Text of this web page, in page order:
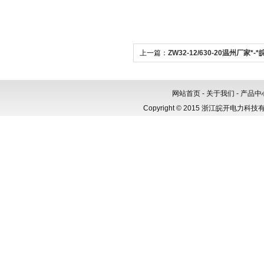
上一篇： ZW32-12/630-20温州厂家*-*
网站首页 - 关于我们 - 产品中
Copyright © 2015 浙江皖开电力科技